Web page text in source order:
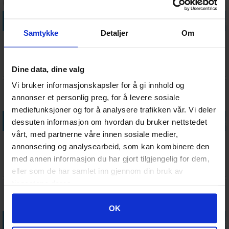
Samtykke Detaljer Om
Dine data, dine valg
Vi bruker informasjonskapsler for å gi innhold og
annonser et personlig preg, for å levere sosiale
mediefunksjoner og for å analysere trafikken vår. Vi deler
dessuten informasjon om hvordan du bruker nettstedet
vårt, med partnerne våre innen sosiale medier,
annonsering og analysearbeid, som kan kombinere den
med annen informasjon du har gjort tilgjengelig for dem,
eller som de har samlet inn gjennom din bruk av
Googles retningslinjer for personvern
OK
Static Grass
Spring Grass
99,- lager:5
Vallejo Engine
Brown Engine
88,- lager:
Legg i
AK Sculpting
Legg i handlekurven
Vallejo
Medium
Chipping -
17ml
49,- Antall på
lager:13
Legg i handlekurven
Vallejo
Environment
Moss &
Lichen - 40ml
88,- Antall på
lager:6
Legg i handlekurven
Vallejo
Environment
Streaking
Grime 40ml
98,- Antall på
lager:1
Legg i
Stencils
Stamp Font
94,- Antall på
Legg i handlekurvenLegg i handlekurvenLegg i handlekurven
Legg i